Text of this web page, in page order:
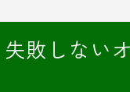
失敗しない